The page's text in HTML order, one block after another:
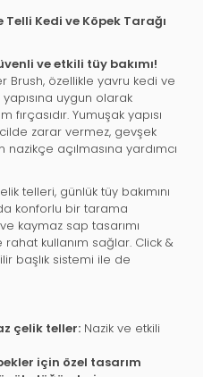
Kedi ve Köpek Tarağı
ve etkili tüy bakımı!
Brush, özellikle yavru kedi ve
uygun olarak
Yumuşak yapısı
zarar vermez, gevşek
açılmasına yardımcı
telleri, günlük tüy bakımını
konforlu bir tarama
kaymaz sap tasarımı
kullanım sağlar. Click &
başlık sistemi ile de
çelik teller: Nazik ve etkili
için özel tasarım